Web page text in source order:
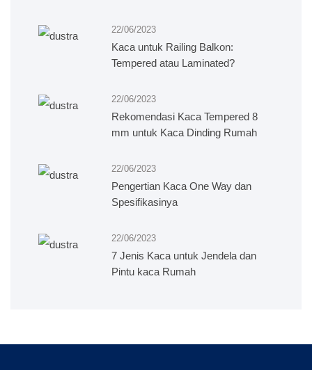
22/06/2023
Kaca untuk Railing Balkon:
Tempered atau Laminated?
22/06/2023
Rekomendasi Kaca Tempered 8
mm untuk Kaca Dinding Rumah
22/06/2023
Pengertian Kaca One Way dan
Spesifikasinya
22/06/2023
7 Jenis Kaca untuk Jendela dan
Pintu kaca Rumah